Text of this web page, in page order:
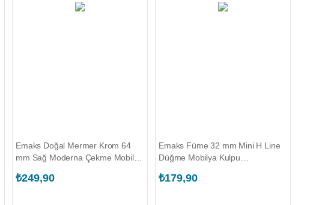
Emaks Doğal Mermer Krom 64
mm Sağ Moderna Çekme Mobilya
₺249,90
Emaks Füme 32 mm Mini H Line
Düğme Mobilya Kulpu
₺179,90